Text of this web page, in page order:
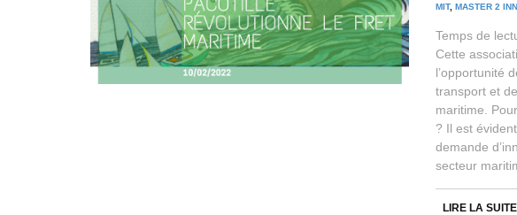
MIT, MASTER 2
Temps de
Cette
l’opportunité
transport et
maritime.
? Il est
demande
secteur
LIRE LA SUITE